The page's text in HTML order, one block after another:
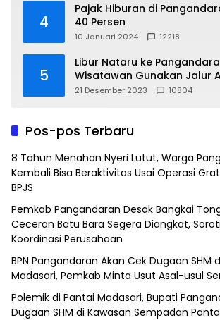
4
Pajak Hiburan di
40 Persen
10 Januari 2024 12218
5
Libur Nataru ke
Wisatawan Gunakan Jalur
21 Desember 2023 10804
Pos-pos Terbaru
8 Tahun Menahan Nyeri Lutut, Warga
Kembali Bisa Beraktivitas Usai Operasi
BPJS
Pemkab Pangandaran Desak Bangkai
Ceceran Batu Bara Segera Diangkat,
Koordinasi Perusahaan
BPN Pangandaran Akan Cek Dugaan SHM
Madasari, Pemkab Minta Usut Asal-usul
Polemik di Pantai Madasari, Bupati
Dugaan SHM di Kawasan Sempadan